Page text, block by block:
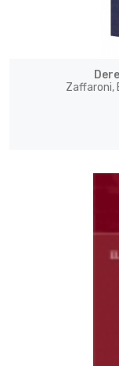
Zaffaroni,